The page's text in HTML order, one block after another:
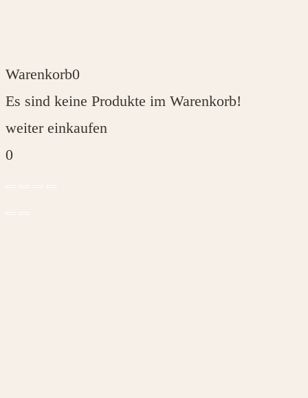
Warenkorb0
Es sind keine Produkte im Warenkorb!
weiter einkaufen
0